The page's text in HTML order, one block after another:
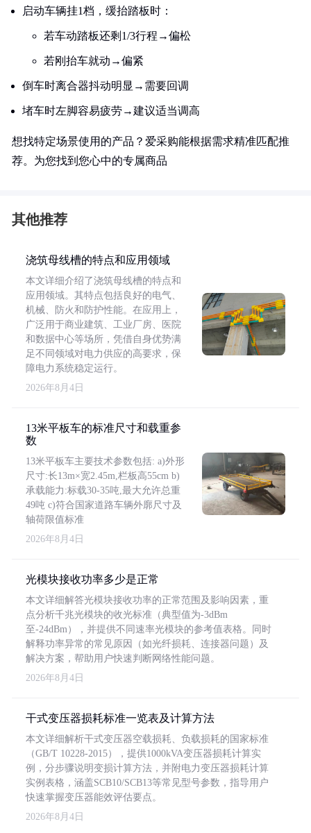
启动车辆挂1档，缓抬踏板时：
若车动踏板还剩1/3行程→偏松
若刚抬车就动→偏紧
倒车时离合器抖动明显→需要回调
堵车时左脚容易疲劳→建议适当调高
想找特定场景使用的产品？爱采购能根据需求精准匹配推
荐。为您找到您心中的专属商品
其他推荐
浇筑母线槽的特点和应用领域
本文详细介绍了浇筑母线槽的特点和
应用领域。其特点包括良好的电气、
机械、防火和防护性能。在应用上，
广泛用于商业建筑、工业厂房、医院
和数据中心等场所，凭借自身优势满
足不同领域对电力供应的高要求，保
障电力系统稳定运行。
2026年8月4日
13米平板车的标准尺寸和载重参
数
13米平板车主要技术参数包括: a)外形
尺寸:长13m×宽2.45m,栏板高55cm b)
承载能力:标载30-35吨,最大允许总重
49吨 c)符合国家道路车辆外廓尺寸及
轴荷限值标准
2026年8月4日
光模块接收功率多少是正常
本文详细解答光模块接收功率的正常范围及影响因素，重
点分析千兆光模块的收光标准（典型值为-3dBm
至-24dBm），并提供不同速率光模块的参考值表格。同时
解释功率异常的常见原因（如光纤损耗、连接器问题）及
解决方案，帮助用户快速判断网络性能问题。
2026年8月4日
干式变压器损耗标准一览表及计算方法
本文详细解析干式变压器空载损耗、负载损耗的国家标准
（GB/T 10228-2015），提供1000kVA变压器损耗计算实
例，分步骤说明变损计算方法，并附电力变压器损耗计算
实例表格，涵盖SCB10/SCB13等常见型号参数，指导用户
快速掌握变压器能效评估要点。
2026年8月4日